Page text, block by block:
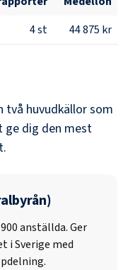
4st 44 875 kr
huvudkällor som
dig den mest
anställda. Ger
i Sverige med